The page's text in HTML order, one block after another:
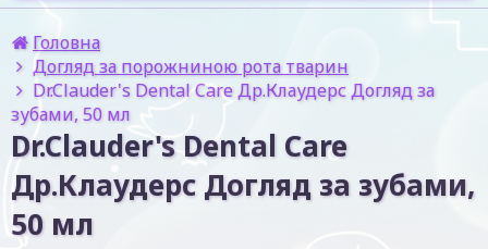
Головна
Догляд за порожниною рота тварин
Dr.Clauder's Dental Care Др.Клаудерс Догляд за
зубами, 50 мл
Dr.Clauder's Dental Care
Др.Клаудерс Догляд за зубами,
50 мл